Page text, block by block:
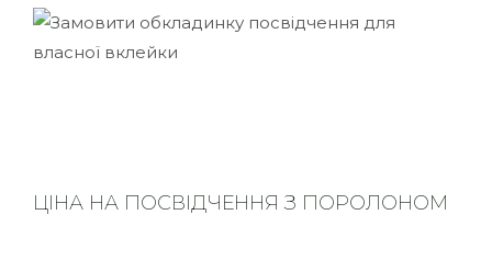
ЦІНА НА ПОСВІДЧЕННЯ З ПОРОЛОНОМ